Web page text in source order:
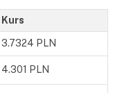
Kurs
3.7324 PLN
4.301 PLN